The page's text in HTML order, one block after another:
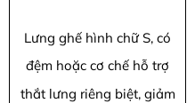
Lưng ghế hình chữ S, có
đệm hoặc cơ chế hỗ trợ
thắt lưng riêng biệt, giảm